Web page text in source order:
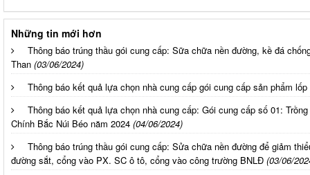
Những tin mới hơn
Thông báo trúng thầu gói cung cấp: Sữa chữa nền đường, kề đá
Than (03/06/2024)
Thông báo kết quả lựa chọn nhà cung cấp gói cung cấp sản phẩm
Thông báo kết quả lựa chọn nhà cung cấp: Gói cung cấp số 01:
Chính Bắc Núi Béo năm 2024 (04/06/2024)
Thông báo trúng thầu gói cung cấp: Sửa chữa nền đường để giảm
đường sắt, cổng vào PX. SC ô tô, cổng vào công trường BNLĐ (03/06/